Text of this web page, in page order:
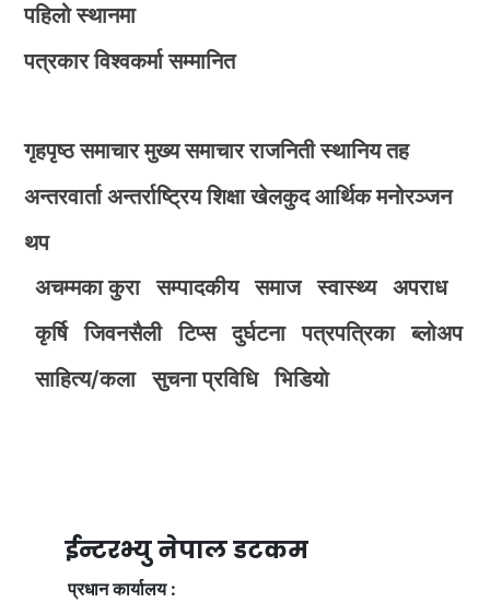
पहिलो स्थानमा
पत्रकार विश्वकर्मा सम्मानित
गृहपृष्ठ समाचार मुख्य समाचार राजनिती स्थानिय तह
अन्तरवार्ता अन्तर्राष्ट्रिय शिक्षा खेलकुद आर्थिक मनोरञ्जन
थप
अचम्मका कुरा
सम्पादकीय समाज स्वास्थ्य
अपराध
कृर्षि
जिवनसैली टिप्स दुर्घटना पत्रपत्रिका
ब्लोअप
साहित्य/कला
सुचना प्रविधि भिडियाे
ईन्टरभ्यु नेपाल डटकम
प्रधान कार्यालय :